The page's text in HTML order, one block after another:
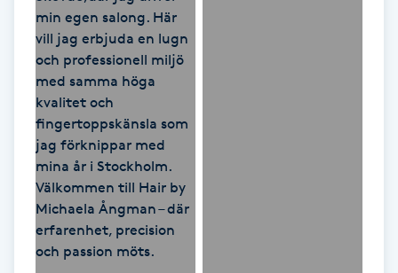
Lymfmassage
Läpptatuering
Makeup
Manikyr & Pedikyr
Massage